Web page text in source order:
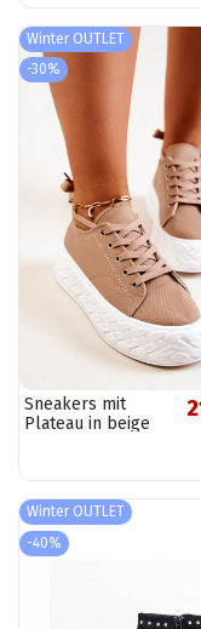
Winter OUTLET
-30%
Sneakers mit
Plateau in beige
Winter OUTLET
-40%